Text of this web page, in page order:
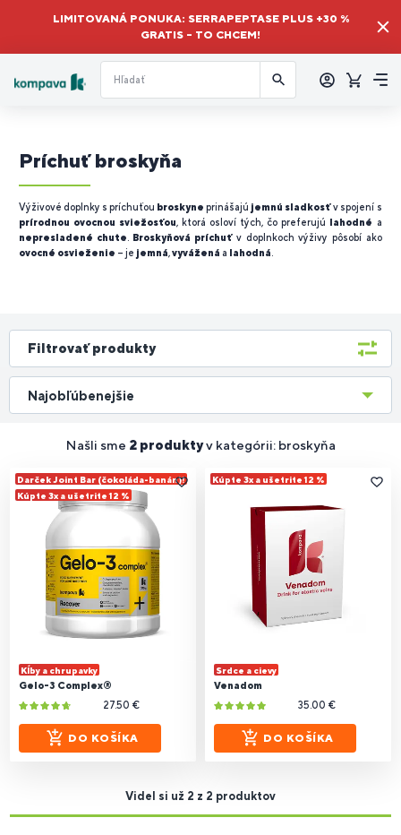
LIMITOVANÁ PONUKA: SERRAPEPTASE PLUS +30 %
GRATIS – TO CHCEM!
sa
Košík
Príchuť broskyňa
Výživové doplnky s príchuťou broskyne prinášajú jemnú sladkosťv spojení s
prírodnou ovocnou sviežosťou, ktorá osloví tých, čo preferujú lahodné a
nepresladené chute
Broskyňová príchuťv doplnkoch výživy pôsobí ako
ovocné osvieženie – je jemná,vyvážená a lahodná
Filtrovať produkty
Našli sme 2 produktyv kategórii: broskyňa
Najobľúbenejšie
Darček Joint Bar (čokoláda-banán)!
Kúpte 3x a ušetrite 12 %
Kĺby a chrupavky
Gelo-3 Complex®
27.50 €
DO KOŠÍKA
Kúpte 3x a ušetrite 12 %
Srdce a cievy
Venadom
35.00 €
DO KOŠÍKA
Videl si už 2 z 2 produktov